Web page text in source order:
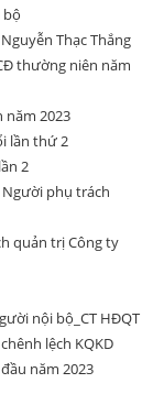
bộ
Thạc Thắng
thường niên năm
2023
lần thứ 2
2
phụ trách
quản trị Công ty
nội bộ_CT HĐQT
lệch KQKD
năm 2023